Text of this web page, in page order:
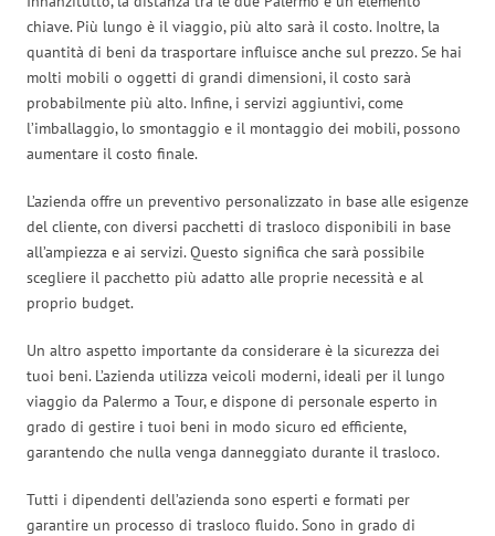
chiave. Più lungo è il viaggio, più alto sarà il costo. Inoltre, la
quantità di beni da trasportare influisce anche sul prezzo. Se hai
molti mobili o oggetti di grandi dimensioni, il costo sarà
probabilmente più alto. Infine, i servizi aggiuntivi, come
l’imballaggio, lo smontaggio e il montaggio dei mobili, possono
aumentare il costo finale.
L’azienda offre un preventivo personalizzato in base alle esigenze
del cliente, con diversi pacchetti di trasloco disponibili in base
all’ampiezza e ai servizi. Questo significa che sarà possibile
scegliere il pacchetto più adatto alle proprie necessità e al
proprio budget.
Un altro aspetto importante da considerare è la sicurezza dei
tuoi beni. L’azienda utilizza veicoli moderni, ideali per il lungo
viaggio da Palermo a Tour, e dispone di personale esperto in
grado di gestire i tuoi beni in modo sicuro ed efficiente,
garantendo che nulla venga danneggiato durante il trasloco.
Tutti i dipendenti dell’azienda sono esperti e formati per
garantire un processo di trasloco fluido. Sono in grado di